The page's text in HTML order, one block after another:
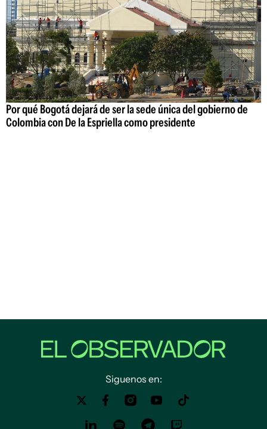
Por qué Bogotá dejará de ser la sede única del gobierno de
Colombia con De la Espriella como presidente
Siguenos en: